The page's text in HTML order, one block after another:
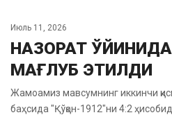
Июль 11, 2026
НАЗОРАТ ЎЙИНИДА
МАҒЛУБ ЭТИЛДИ
Жамоамиз мавсумнинг иккинчи
баҳсида "Қўқон-1912"ни 4:2